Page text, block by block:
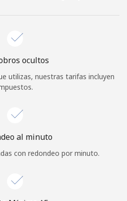
oREGÍSTRATE →
o
con
ocultos
utilizas, nuestras tarifas incluyen
al minuto
con redondeo por minuto.